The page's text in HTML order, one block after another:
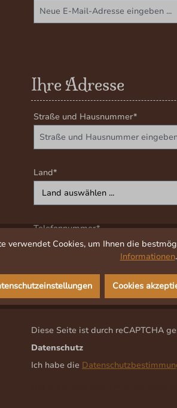
Ihre Adresse
Straße und Hausnummer*
Land*
Telefonnummer*
Lieferadresse weicht von
Diese Seite ist durch reCAPTCHA
Datenschutz
Ich habe die
verwendet Cookies, um Ihnen die
Informationen.
Cookies